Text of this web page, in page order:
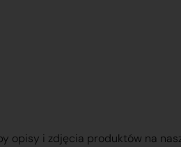
opisy i zdjęcia produktów na